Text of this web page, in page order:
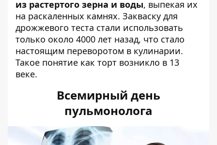
из растертого зерна и воды, выпекая их
на раскаленных камнях. Закваску для
дрожжевого теста стали использовать
только около 4000 лет назад, что стало
настоящим переворотом в кулинарии.
Такое понятие как торт возникло в 13
веке.
Всемирный день
пульмонолога